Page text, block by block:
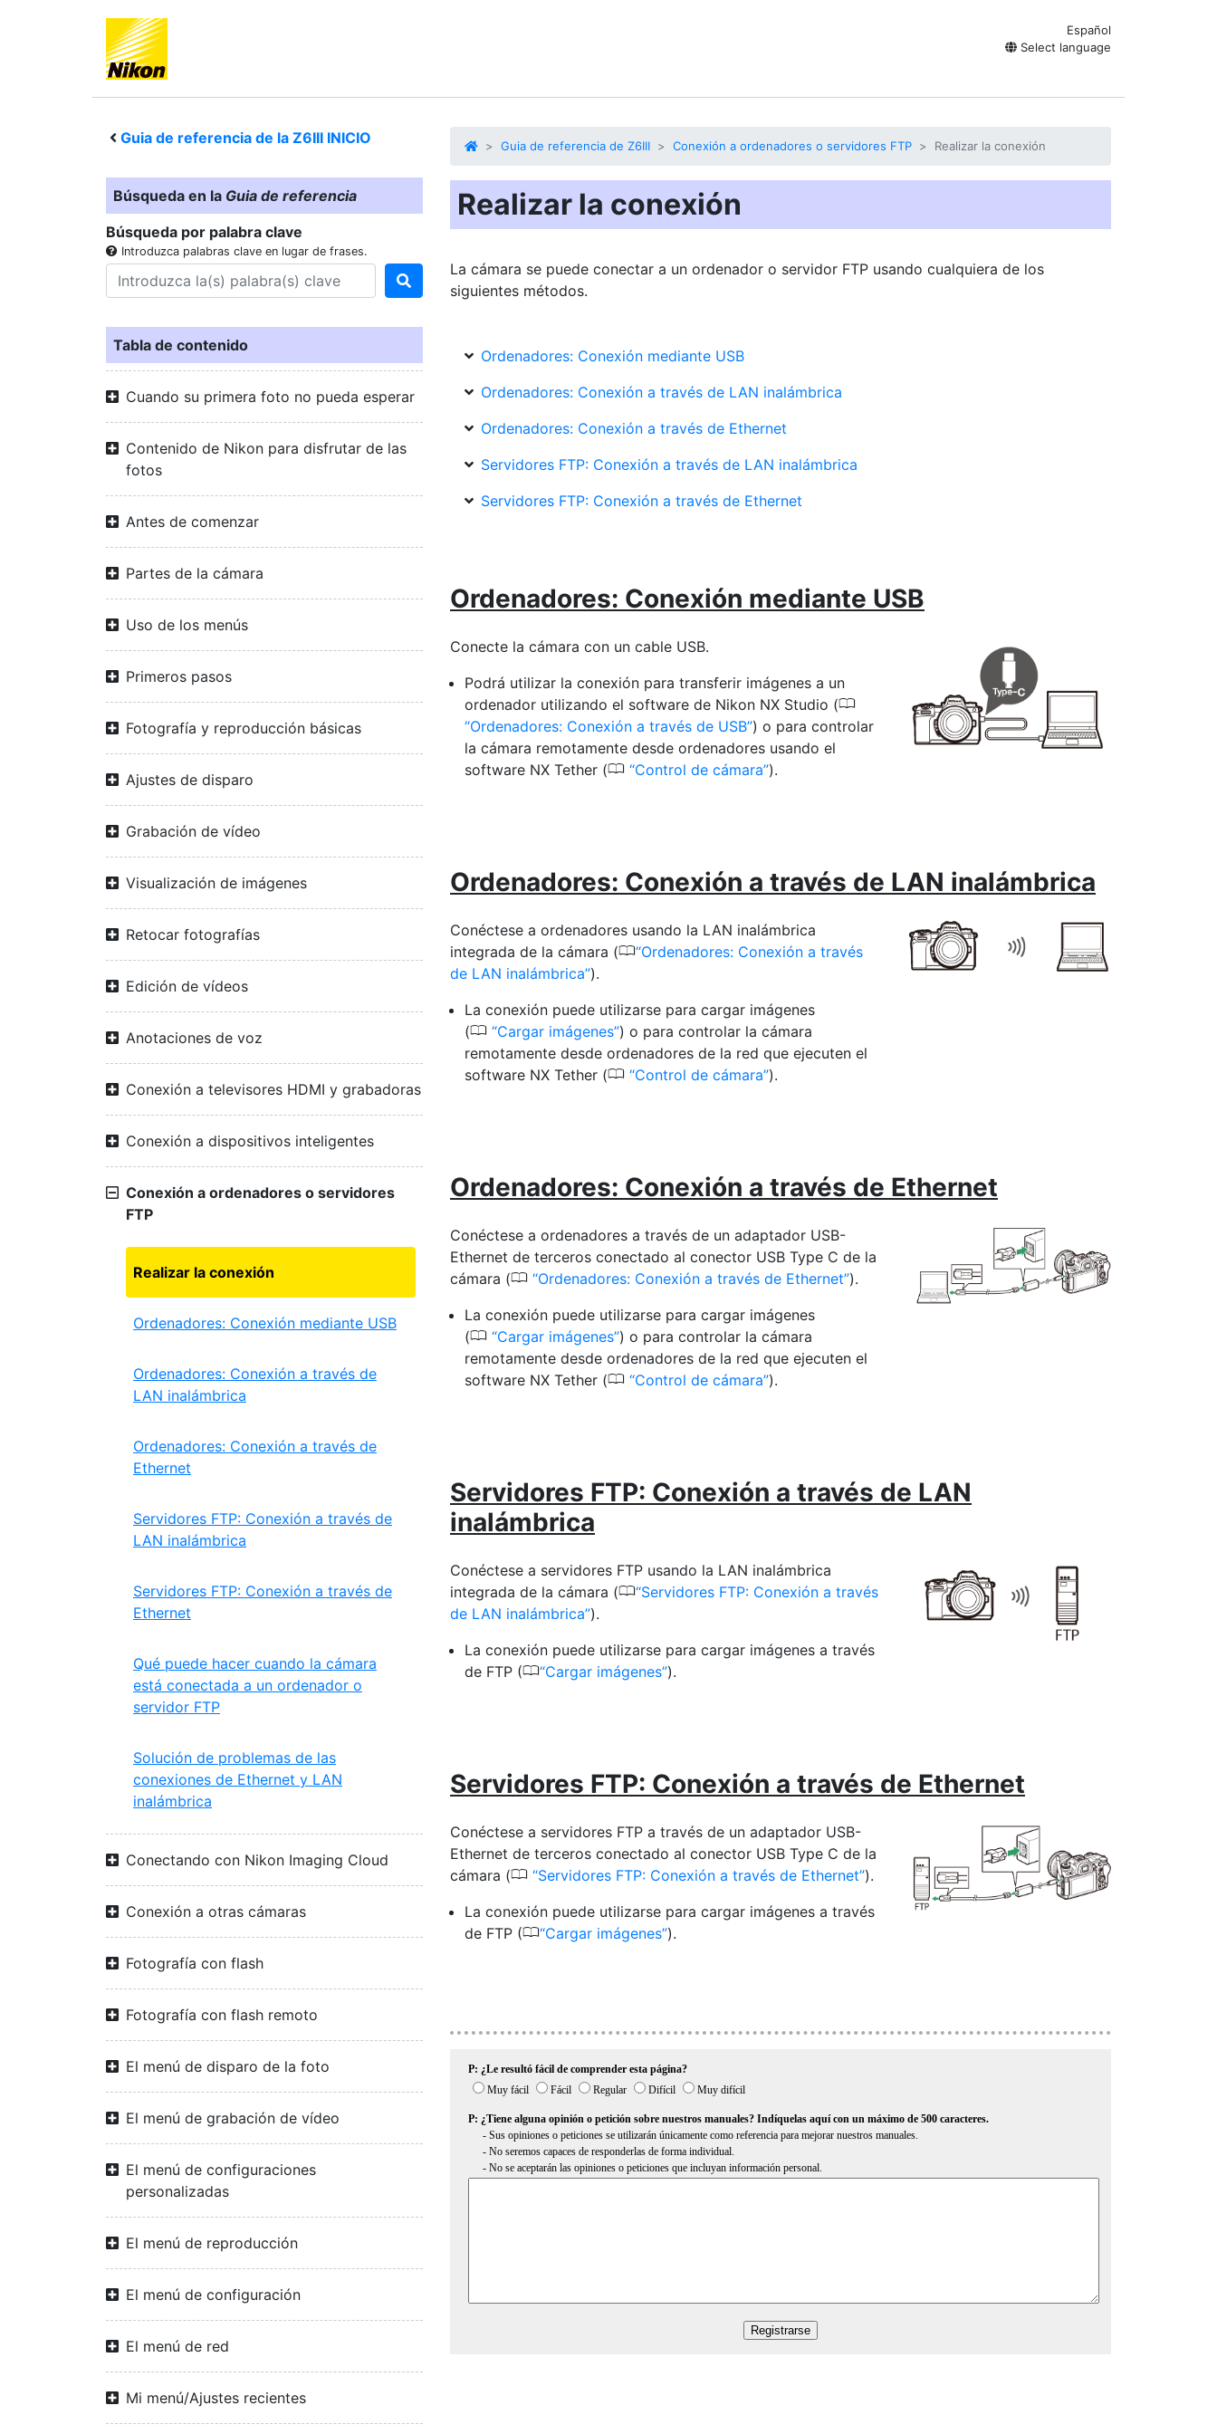
Español
Select language
Guia de referencia de la Z6III INICIO
Búsqueda en la Guia de referencia
Búsqueda por palabra clave
Introduzca palabras clave en lugar de frases.
Tabla de contenido
Cuando su primera foto no pueda esperar
Contenido de Nikon para disfrutar de las
fotos
Antes de comenzar
Partes de la cámara
Uso de los menús
Primeros pasos
Fotografía y reproducción básicas
Ajustes de disparo
Grabación de vídeo
Visualización de imágenes
Retocar fotografías
Edición de vídeos
Anotaciones de voz
Conexión a televisores HDMI y grabadoras
Conexión a dispositivos inteligentes
Conexión a ordenadores o servidores
FTP
Realizar la conexión
Ordenadores: Conexión mediante USB
Ordenadores: Conexión a través de
LAN inalámbrica
Ordenadores: Conexión a través de
Ethernet
Servidores FTP: Conexión a través de
LAN inalámbrica
Servidores FTP: Conexión a través de
Ethernet
Qué puede hacer cuando la cámara
está conectada a un ordenador o
servidor FTP
Solución de problemas de las
conexiones de Ethernet y LAN
inalámbrica
Conectando con Nikon Imaging Cloud
Conexión a otras cámaras
Fotografía con flash
Fotografía con flash remoto
El menú de disparo de la foto
El menú de grabación de vídeo
El menú de configuraciones
personalizadas
El menú de reproducción
El menú de configuración
El menú de red
Mi menú/Ajustes recientes
Guia de referencia de Z6III Conexión a ordenadores o servidores FTP Realizar la conexión
Realizar la conexión
La cámara se puede conectar a un ordenador o servidor FTP usando cualquiera de los
siguientes métodos.
Ordenadores: Conexión mediante USB
Ordenadores: Conexión a través de LAN inalámbrica
Ordenadores: Conexión a través de Ethernet
Servidores FTP: Conexión a través de LAN inalámbrica
Servidores FTP: Conexión a través de Ethernet
Ordenadores: Conexión mediante USB
Conecte la cámara con un cable USB.
Podrá utilizar la conexión para transferir imágenes a un
ordenador utilizando el software de Nikon NX Studio (0
Ordenadores: Conexión a través de USB ) o para controlar
la cámara remotamente desde ordenadores usando el
software NX Tether (0 Control de cámara ).
Ordenadores: Conexión a través de LAN inalámbrica
Conéctese a ordenadores usando la LAN inalámbrica
integrada de la cámara (0 Ordenadores: Conexión a través
de LAN inalámbrica ).
La conexión puede utilizarse para cargar imágenes
(0 Cargar imágenes ) o para controlar la cámara
remotamente desde ordenadores de la red que ejecuten el
software NX Tether (0 Control de cámara ).
Ordenadores: Conexión a través de Ethernet
Conéctese a ordenadores a través de un adaptador USB-
Ethernet de terceros conectado al conector USB Type C de la
cámara (0 Ordenadores: Conexión a través de Ethernet ).
La conexión puede utilizarse para cargar imágenes
(0 Cargar imágenes ) o para controlar la cámara
remotamente desde ordenadores de la red que ejecuten el
software NX Tether (0 Control de cámara ).
Servidores FTP: Conexión a través de LAN
inalámbrica
Conéctese a servidores FTP usando la LAN inalámbrica
integrada de la cámara (0 Servidores FTP: Conexión a través
de LAN inalámbrica ).
La conexión puede utilizarse para cargar imágenes a través
de FTP (0 Cargar imágenes ).
Servidores FTP: Conexión a través de Ethernet
Conéctese a servidores FTP a través de un adaptador USB-
Ethernet de terceros conectado al conector USB Type C de la
cámara (0 Servidores FTP: Conexión a través de Ethernet ).
La conexión puede utilizarse para cargar imágenes a través
de FTP (0 Cargar imágenes ).